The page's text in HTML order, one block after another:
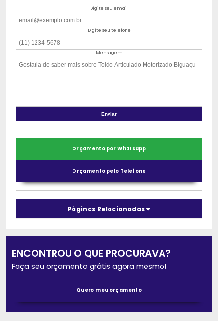
Digite seu email
Digite seu telefone
Mensagem
Orçamento por Whatsapp
Orçamento pelo Telefone
Páginas Relacionadas
ENCONTROU O QUE PROCURAVA?
Faça seu orçamento grátis agora mesmo!
Quero meu orçamento